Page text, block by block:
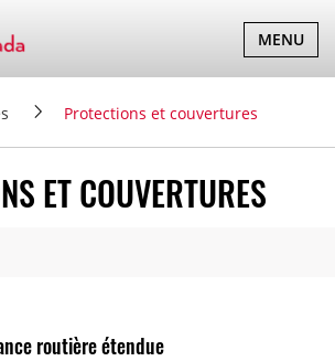
BASCULER
LA
MENU
Protections et couvertures
ET COUVERTURES
routière étendue